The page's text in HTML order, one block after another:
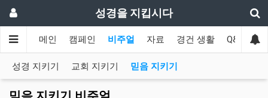
성경을 지킵시다
메인 캠페인 비주얼 자료 경건 생활 Q&A 협
성경 지키기 교회 지키기 믿음 지키기